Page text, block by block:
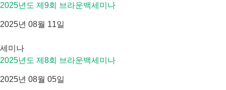
2025년도 제9회 브라운백세미나
2025년 08월 11일
세미나
2025년도 제8회 브라운백세미나
2025년 08월 05일